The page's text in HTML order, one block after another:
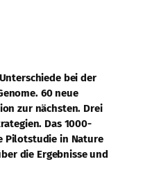
bei der
60 neue
zur nächsten. Drei
Das 1000-
Pilotstudie in Nature
die Ergebnisse und